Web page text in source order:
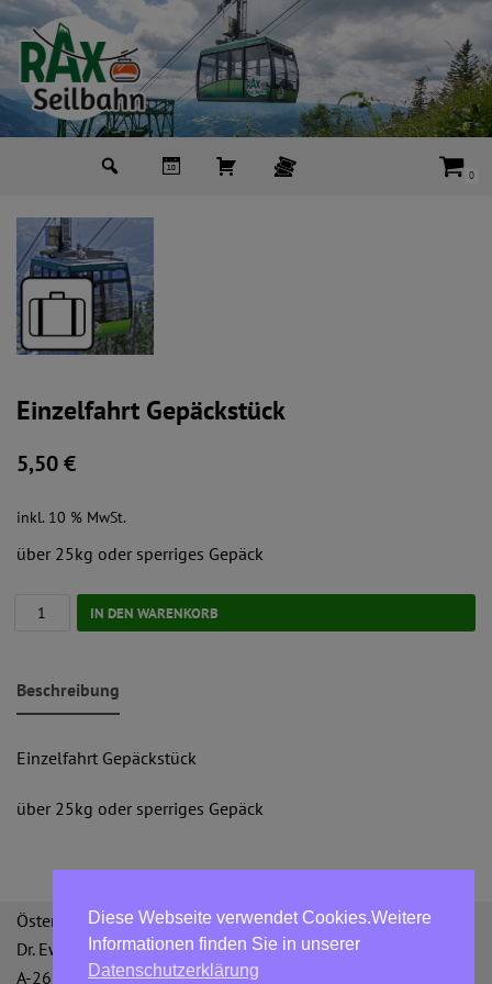
Zum
Inhalt
springen
0
Einzelfahrt Gepäckstück
5,50€
inkl. 10 % MwSt.
über 25kg oder sperriges Gepäck
IN DEN WARENKORB
Beschreibung
Einzelfahrt Gepäckstück
über 25kg oder sperriges Gepäck
Österreichische Bergbahnen GmbH
Dr. Ewald Bing-Straße 3
A-2651 Reichenau an der Rax
Diese Webseite verwendet Cookies.Weitere
Informationen finden Sie in unserer
Datenschutzerklärung